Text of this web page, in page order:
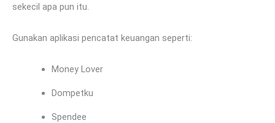
sekecil apa pun itu.
Gunakan aplikasi pencatat keuangan seperti:
Money Lover
Dompetku
Spendee